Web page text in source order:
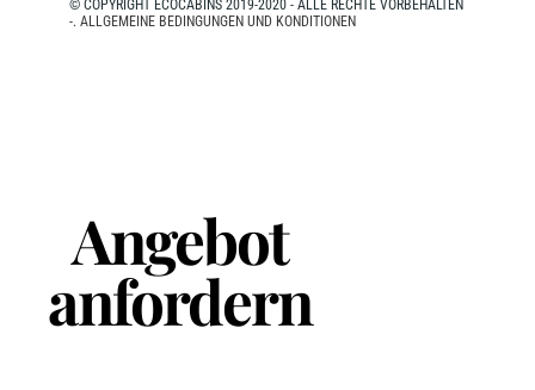
© COPYRIGHT ECOCABINS 2019-2020 - ALLE RECHTE VORBEHALTEN
-. ALLGEMEINE BEDINGUNGEN UND KONDITIONEN
Angebot
anfordern